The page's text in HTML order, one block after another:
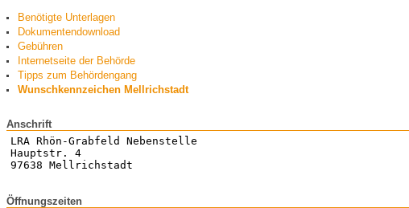
Benötigte Unterlagen
Dokumentendownload
Gebühren
Internetseite der Behörde
Tipps zum Behördengang
Wunschkennzeichen Mellrichstadt
Anschrift
LRA Rhön-Grabfeld Nebenstelle
Hauptstr. 4
97638 Mellrichstadt
Öffnungszeiten